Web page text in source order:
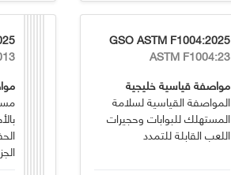
GSO ASTM F1004:2025
ASTM F1004:23
مواصفة قياسية خليجية
المواصفة القياسية لسلامة
المستهلك للبوابات وحجيرات
اللعب القابلة للتمدد
الجزء 2: طرق